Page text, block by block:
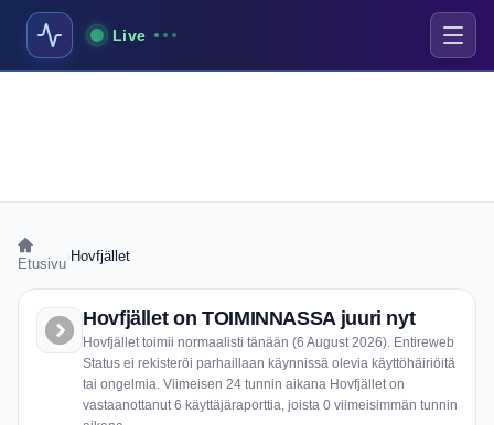
Live
Etusivu Hovfjället
Hovfjället on TOIMINNASSA juuri nyt
Hovfjället toimii normaalisti tänään (6 August 2026). Entireweb
Status ei rekisteröi parhaillaan käynnissä olevia käyttöhäiriöitä
tai ongelmia. Viimeisen 24 tunnin aikana Hovfjället on
vastaanottanut 6 käyttäjäraporttia, joista 0 viimeisimmän tunnin